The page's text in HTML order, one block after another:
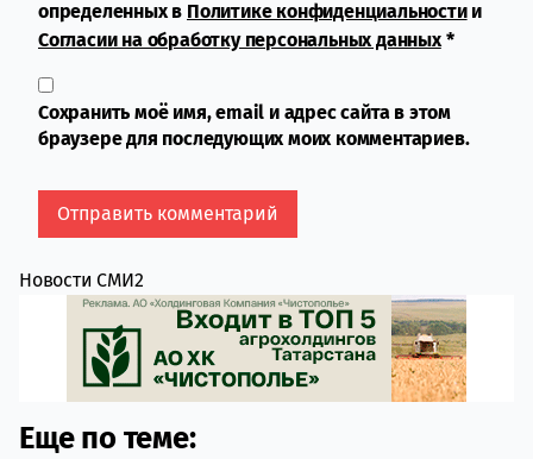
определенных в Политике конфиденциальностии
Согласии на обработку персональных данных*
Сохранить моё имя, email и адрес сайта в этом
браузере для последующих моих комментариев.
Новости СМИ2
Еще по теме: